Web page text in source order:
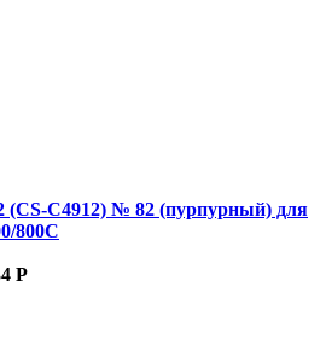
(CS-C4912) № 82 (пурпурный) для
800C
Р